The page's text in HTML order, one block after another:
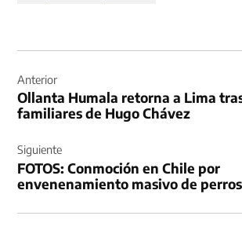
de
entradas
Anterior
Ollanta Humala retorna a Lima
familiares de Hugo Chávez
Siguiente
FOTOS: Conmoción en Chile por
envenenamiento masivo de perros